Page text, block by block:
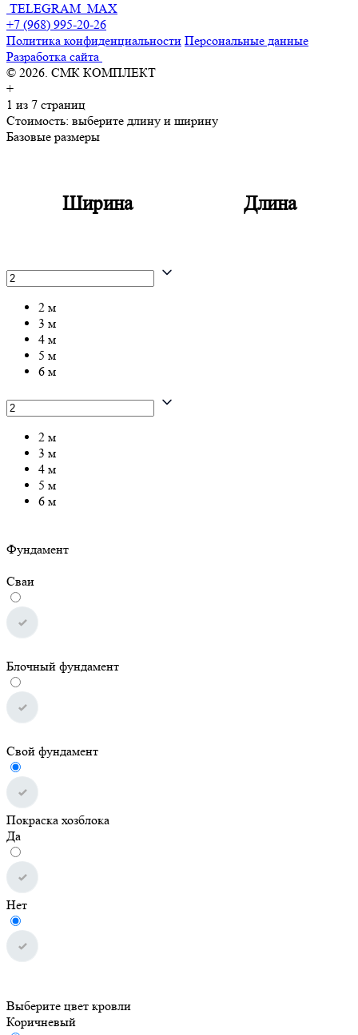
TELEGRAM MAX
+7 (968) 995-20-26
Политика конфиденциальности Персональные данные
Разработка сайта
© 2026. СМК КОМПЛЕКТ
+
1 из 7 страниц
Стоимость: выберите длину и ширину
Базовые размеры
Ширина Длина
2 м
3 м
4 м
5 м
6 м
2 м
3 м
4 м
5 м
6 м
Фундамент
Сваи
Блочный фундамент
Свой фундамент
Покраска хозблока
Да
Нет
Выберите цвет кровли
Коричневый